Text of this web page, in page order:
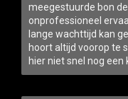
meegestuurde bon
onprofessioneel
lange wachttijd kan
hoort altijd voorop te
hier niet snel nog een